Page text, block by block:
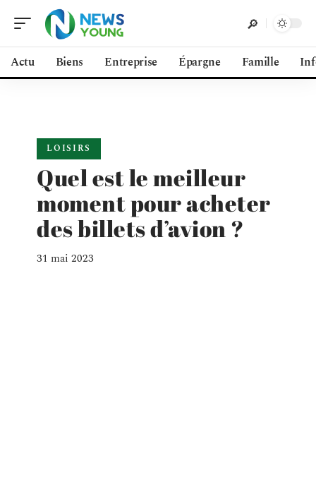
Actu Biens Entreprise Épargne Famille
LOISIRS
Quel est le meilleur
moment pour acheter
des billets d’avion ?
31 mai 2023